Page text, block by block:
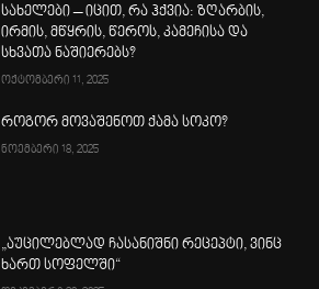
სახელები – იცით, რა ჰქვია: ზღარბის,
ირმის, მწყრის, წეროს, კამეჩისა და
სხვათა ნაშიერებს?
ოქტომბერი 11, 2025
როგორ მოვაშენოთ ქამა სოკო?
ნოემბერი 18, 2025
„აუცილებლად ჩასანიშნი რეცეპტი, ვინც
ხართ სოფელში“